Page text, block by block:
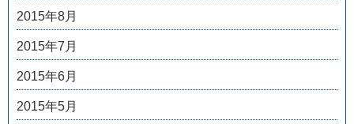
2015年8月
2015年7月
2015年6月
2015年5月